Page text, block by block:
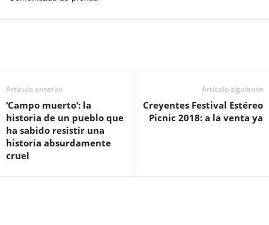
Artículo anterior
‘Campo muerto’: la
historia de un pueblo que
ha sabido resistir una
historia absurdamente
cruel
Artículo siguiente
Creyentes Festival Estéreo
Picnic 2018: a la venta ya